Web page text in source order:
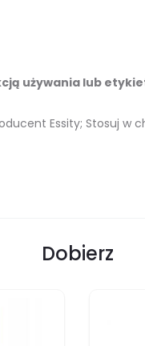
używania lub
Essity; Stosuj w
Dobierz